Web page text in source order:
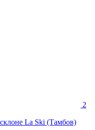
2
La Ski (Тамбов)